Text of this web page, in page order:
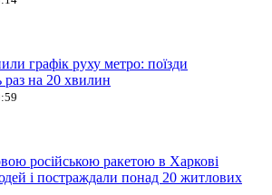
графік руху метро: поїзди
раз на 20 хвилин
російською ракетою в Харкові
і постраждали понад 20 житлових